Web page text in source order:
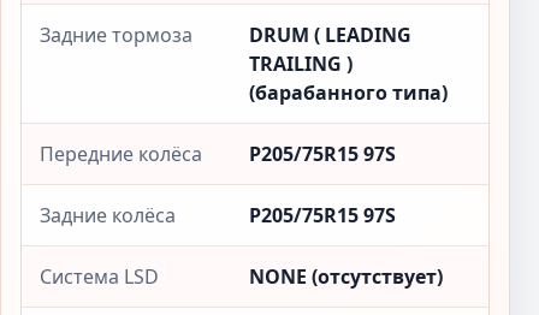
Задние тормоза
DRUM ( LEADING
TRAILING )
(барабанного типа)
Передние колёса P205/75R15 97S
Задние колёса P205/75R15 97S
Система LSD NONE (отсутствует)